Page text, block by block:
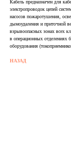
Кабель предназначен для
электропроводок цепей
насосов пожаротушения,
дымоудаления и приточной
взрывоопасных зонах всех
в операционных отделениях
оборудования
НАЗАД